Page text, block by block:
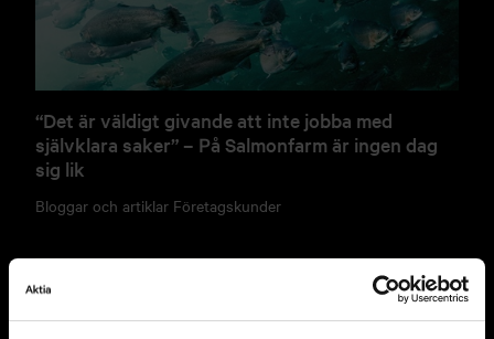
“Det är väldigt givande att inte jobba med
självklara saker” – På Salmonfarm är ingen dag
sig lik
Bloggar och artiklar Företagskunder